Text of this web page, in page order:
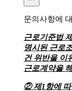
문의사항에
근로기준법
명시된 근로
건 위반을 이
근로계약을
② 제1항에 따